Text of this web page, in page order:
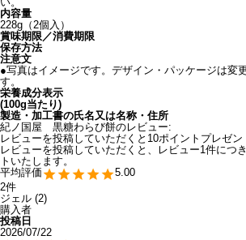
内容量
228g（2個入）
賞味期限／消費期限
保存方法
注意文
●写真はイメージです。デザイン・パッケージは変
す。
栄養成分表示
(100g当たり)
製造・加工書の氏名又は名称・住所
紀ノ国屋 黒糖わらび餅のレビュー:
レビューを投稿していただくと10ポイントプレゼン
レビューを投稿していただくと、レビュー1件につ
トいたします。
5.00
2
ジェル 2
購入者
投稿日
2026/07/22